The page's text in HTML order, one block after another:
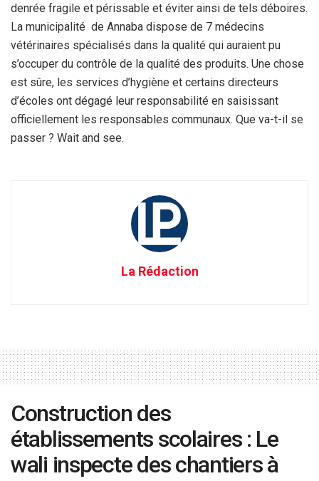
denrée fragile et périssable et éviter ainsi de tels déboires.
La municipalité de Annaba dispose de 7 médecins
vétérinaires spécialisés dans la qualité qui auraient pu
s’occuper du contrôle de la qualité des produits. Une chose
est sûre, les services d’hygiène et certains directeurs
d’écoles ont dégagé leur responsabilité en saisissant
officiellement les responsables communaux. Que va-t-il se
passer ? Wait and see.
La Rédaction
Construction des
établissements scolaires : Le
wali inspecte des chantiers à